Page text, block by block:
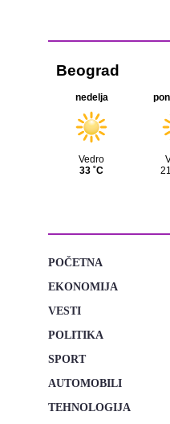
POČETNA
EKONOMIJA
VESTI
POLITIKA
SPORT
AUTOMOBILI
TEHNOLOGIJA